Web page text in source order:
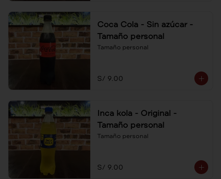
Coca Cola - Sin azúcar -
Tamaño personal
Tamaño personal
S/ 9.00
Inca kola - Original -
Tamaño personal
Tamaño personal
S/ 9.00